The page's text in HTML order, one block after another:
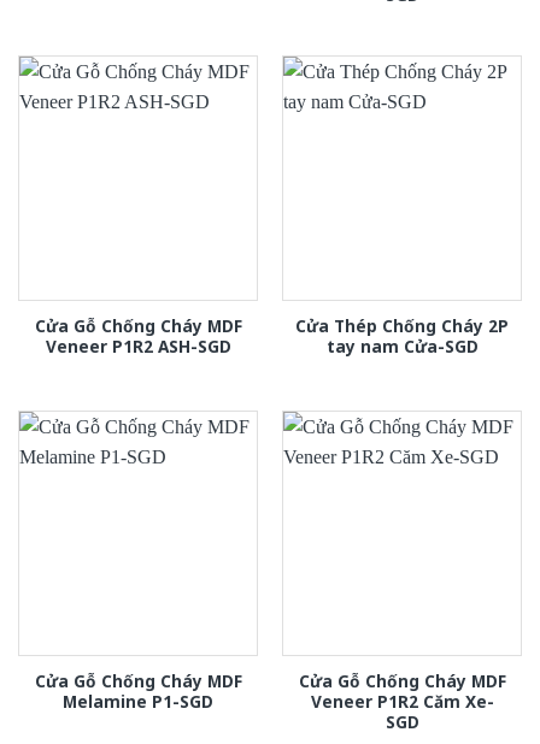
Cửa Gỗ Chống Cháy MDF
Veneer P1R2 ASH-SGD
Cửa Thép Chống Cháy 2P
tay nam Cửa-SGD
Cửa Gỗ Chống Cháy MDF
Melamine P1-SGD
Cửa Gỗ Chống Cháy MDF
Veneer P1R2 Căm Xe-
SGD